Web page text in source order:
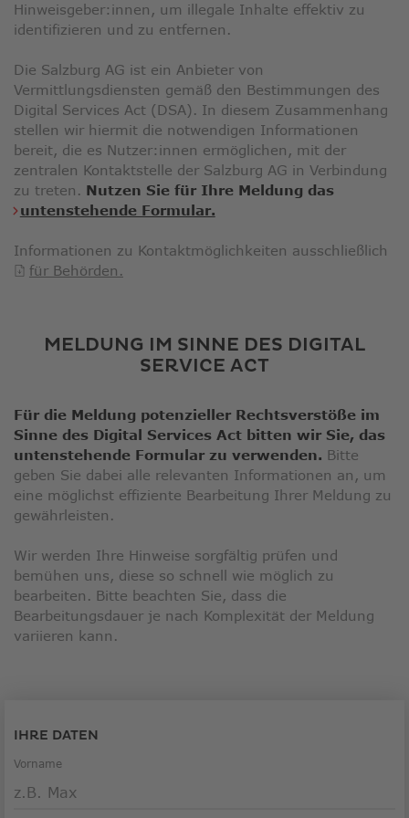
von
und
Hinweisgeber:innen, um illegale Inhalte effektiv zu
identifizieren und zu entfernen.
Die Salzburg AG ist ein Anbieter von
Vermittlungsdiensten gemäß den Bestimmungen des
Digital Services Act (DSA). In diesem Zusammenhang
stellen wir hiermit die notwendigen Informationen
bereit, die es Nutzer:innen ermöglichen, mit der
zentralen Kontaktstelle der Salzburg AG in Verbindung
zu treten. Nutzen Sie für Ihre Meldung das
untenstehende Formular.
Informationen zu Kontaktmöglichkeiten ausschließlich
für Behörden.
MELDUNG IM SINNE DES DIGITAL
SERVICE ACT
Für die Meldung potenzieller Rechtsverstöße im
Sinne des Digital Services Act bitten wir Sie, das
untenstehende Formular zu verwenden. Bitte
geben Sie dabei alle relevanten Informationen an, um
eine möglichst effiziente Bearbeitung Ihrer Meldung zu
gewährleisten.
Wir werden Ihre Hinweise sorgfältig prüfen und
bemühen uns, diese so schnell wie möglich zu
bearbeiten. Bitte beachten Sie, dass die
Bearbeitungsdauer je nach Komplexität der Meldung
variieren kann.
IHRE DATEN
Vorname